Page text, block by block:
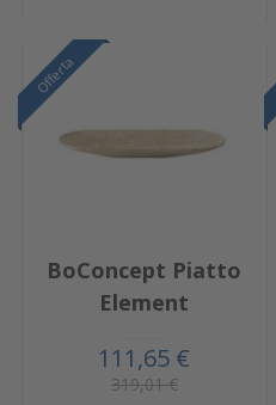
Offerta
BoConcept Piatto
Element
111,65 €
319,01 €